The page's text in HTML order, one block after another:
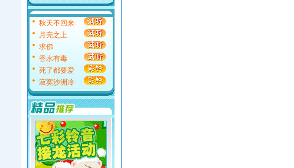
秋天不回来
月亮之上
求佛
香水有毒
死了都要爱
寂寞沙洲冷